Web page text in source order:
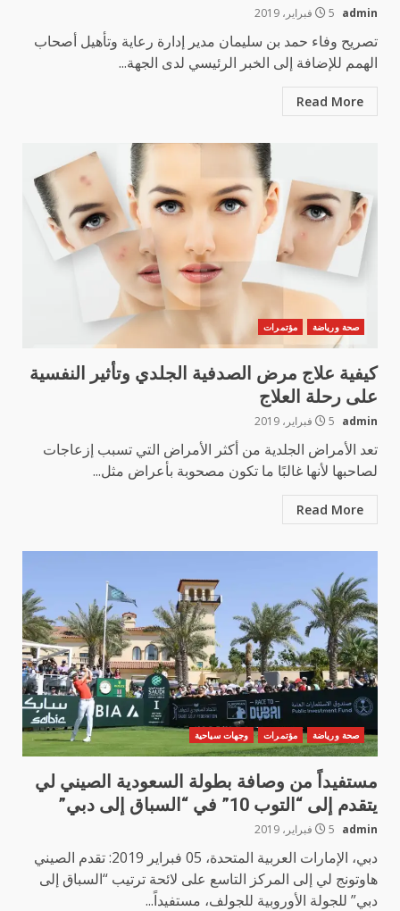
admin 5 فبراير، 2019
تصريح وفاء حمد بن سليمان مدير إدارة رعاية وتأهيل أصحاب
الهمم للإضافة إلى الخبر الرئيسي لدى الجهة...
Read More
صحة ورياضة مؤتمرات
كيفية علاج مرض الصدفية الجلدي وتأثير النفسية
على رحلة العلاج
admin 5 فبراير، 2019
تعد الأمراض الجلدية من أكثر الأمراض التي تسبب إزعاجات
لصاحبها لأنها غالبًا ما تكون مصحوبة بأعراض مثل...
Read More
صحة ورياضة مؤتمرات وجهات سياحية
مستفيداً من وصافة بطولة السعودية الصيني لي
يتقدم إلى “التوب 10” في “السباق إلى دبي”
admin 5 فبراير، 2019
دبي، الإمارات العربية المتحدة، 05 فبراير 2019: تقدم الصيني
هاوتونج لي إلى المركز التاسع على لائحة ترتيب “السباق إلى
دبي” للجولة الأوروبية للجولف، مستفيداً...